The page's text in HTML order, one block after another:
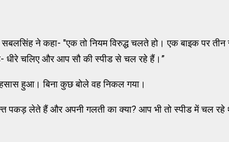
ने कहा- "एक तो नियम विरुद्ध चलते हो। एक बाइक पर तीन
धीरे चलिए और आप सौ की स्पीड से चल रहे हैं।”
हुआ। बिना कुछ बोले वह निकल गया।
पकड़ लेते हैं और अपनी गलती का क्या? आप भी तो स्पीड में चल